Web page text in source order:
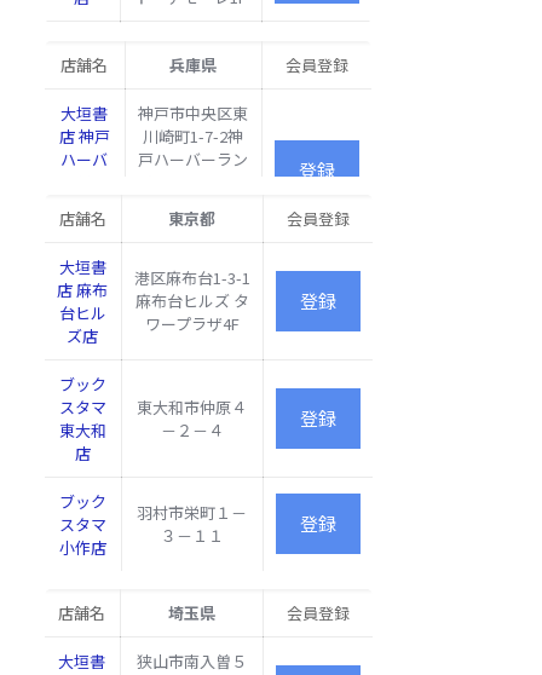
ビル
京
区
大垣書店
イオンモ
西院追
分町
25-1-
091 イ
ール京
大垣書店
京都ファ
ミリー店
右京区
山ノ内
都ファ
ミリー
左
京
大垣書店
京都市
左京区
大垣書店
上桂前
大垣書
店 豊中
緑丘店
目1番地 イオ
丘2F
大垣書
ンモー
ル堺鉄
砲町店
堺市堺区鉄砲町
ール堺鉄砲町
店舗名 兵庫県 会員登録
大垣書
店 神戸
ハーバ
店
神戸市中央区東
川崎町1-7-2神
戸ハーバーラン
Ｌ5F
大垣書
店 プリ
コ神戸
店
神戸市中央区中
央区相生町３－
１－１ＰＬＩＣ
店舗名 東京都 会員登録
大垣書
店 麻布
台ヒル
ズ店
港区麻布台1-3-1
麻布台ヒルズ タ
ワープラザ4F
ブック
スタマ
東大和
店
東大和市仲原４
－２－４
ブック
スタマ
小作店
羽村市栄町１－
３－１１
店舗名 埼玉県 会員登録
大垣書
狭山市南入曽５